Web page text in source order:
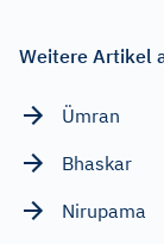
Weitere Artikel
Ümran
Bhaskar
Nirupama